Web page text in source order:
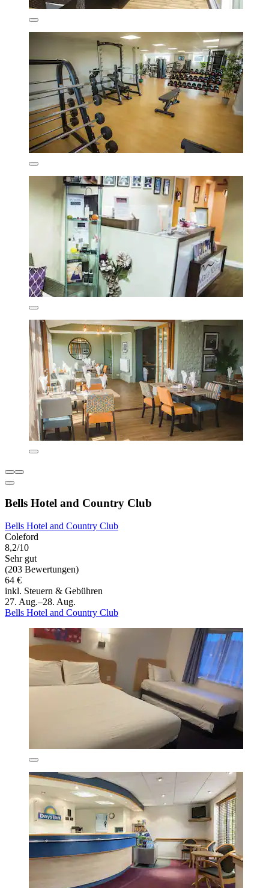
Bells Hotel and Country Club
Bells Hotel and Country Club
Coleford
8,2/10
Sehr gut
(203 Bewertungen)
64 €
inkl. Steuern & Gebühren
27. Aug.–28. Aug.
Bells Hotel and Country Club